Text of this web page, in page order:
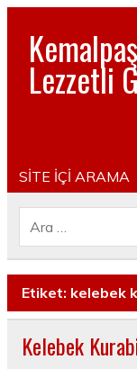
Lezzetli
Pratik, lezzetli,
SİTE İÇİ ARAMA
Etiket: kelebek
Kelebek